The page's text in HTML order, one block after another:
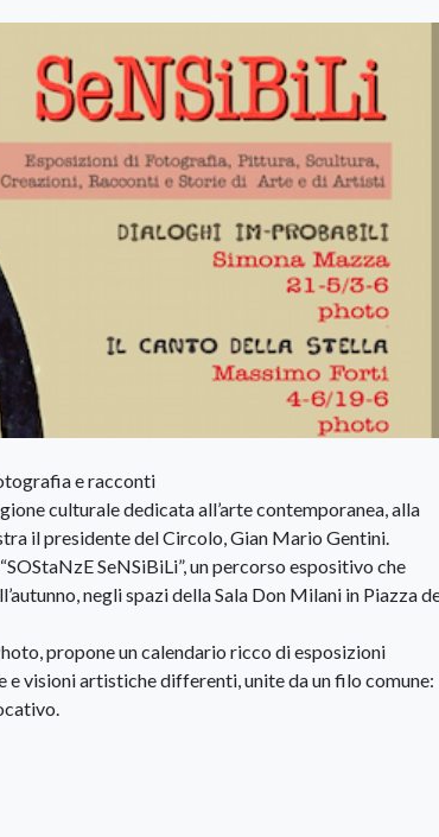
e racconti
culturale dedicata all’arte contemporanea, alla
il presidente del Circolo, Gian Mario Gentini.
SeNSiBiLi”, un percorso espositivo che
negli spazi della Sala Don Milani in Piazza
propone un calendario ricco di esposizioni
visioni artistiche differenti, unite da un filo comune: